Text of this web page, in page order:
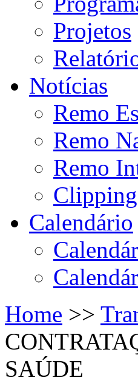
Projetos
Notícias
Remo
Remo
Remo
Clipping
Calendário
Home >>
SAÚDE